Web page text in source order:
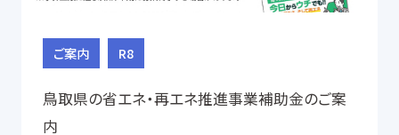
ご案内 R8
鳥取県の省エネ・再エネ推進事業補助金のご案
内